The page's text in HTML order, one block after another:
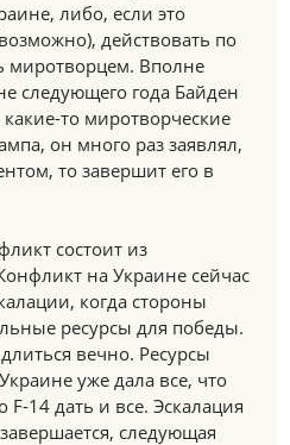
либо, если это
действовать по
миротворцем. Вполне
следующего года Байден
то миротворческие
он много раз заявлял,
то завершит его в
состоит из
на Украине сейчас
когда стороны
ресурсы для победы.
вечно. Ресурсы
уже дала все, что
14 дать и все. Эскалация
следующая